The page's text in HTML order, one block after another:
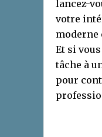
lancez-
votre
moderne
Et si
tâche à
pour